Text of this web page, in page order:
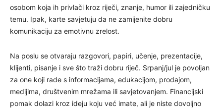
osobom koja ih privlači kroz riječi, znanje, humor ili zajedničku
temu. Ipak, karte savjetuju da ne zamijenite dobru
komunikaciju za emotivnu zrelost.
Na poslu se otvaraju razgovori, papiri, učenje, prezentacije,
klijenti, pisanje i sve što traži dobru riječ. Srpanj/jul je povoljan
za one koji rade s informacijama, edukacijom, prodajom,
medijima, društvenim mrežama ili savjetovanjem. Financijski
pomak dolazi kroz ideju koju već imate, ali je niste dovoljno